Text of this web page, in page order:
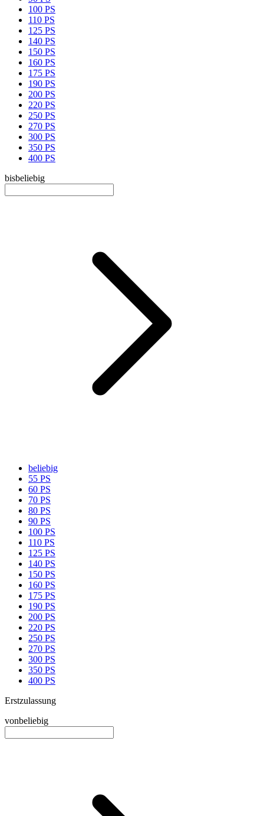
100 PS
110 PS
125 PS
140 PS
150 PS
160 PS
175 PS
190 PS
200 PS
220 PS
250 PS
270 PS
300 PS
350 PS
400 PS
bisbeliebig
beliebig
55 PS
60 PS
70 PS
80 PS
90 PS
100 PS
110 PS
125 PS
140 PS
150 PS
160 PS
175 PS
190 PS
200 PS
220 PS
250 PS
270 PS
300 PS
350 PS
400 PS
Erstzulassung
vonbeliebig